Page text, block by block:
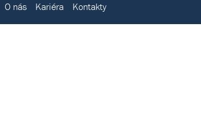
O nás Kariéra Kontakty